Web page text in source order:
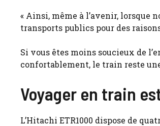
« Ainsi, même à l’avenir, lorsque
transports publics pour des
Si vous êtes moins soucieux de
confortablement, le train reste
Voyager en train
L’Hitachi ETR1000 dispose de